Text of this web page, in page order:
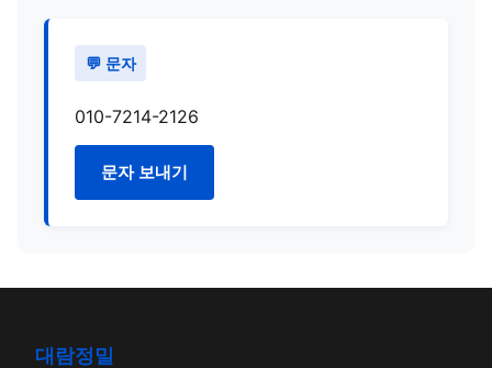
💬 문자
010-7214-2126
문자 보내기
대람정밀